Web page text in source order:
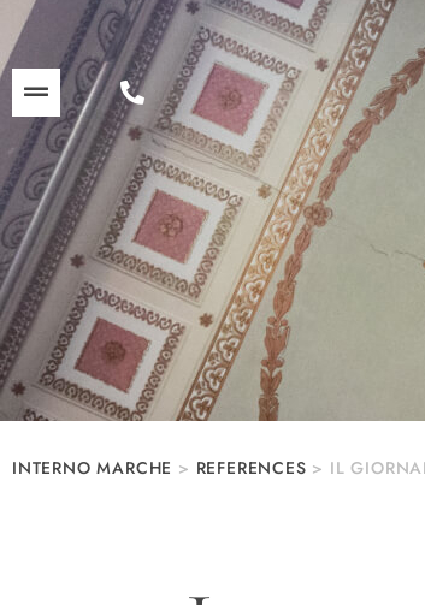
INTERNO MARCHE > REFERENCES > IL